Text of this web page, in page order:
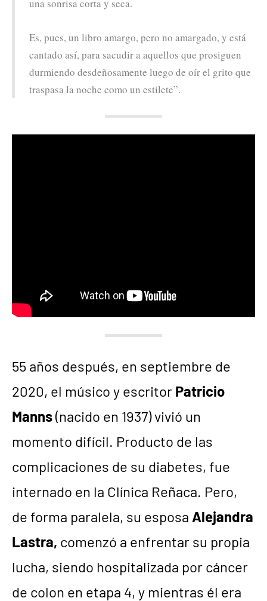
una sonrisa corta y seca.
Es, pues, un libro amargo, pero no amargado, y está
cantado así, para sacudir a aquellos que prosiguen
durmiendo desdeñosamente luego de oír el grito que
traspasa la noche como un estilete”.
55 años después, en septiembre de
2020, el músico y escritor Patricio
Manns(nacido en 1937) vivió un
momento difícil. Producto de las
complicaciones de su diabetes, fue
internado en la Clínica Reñaca. Pero,
de forma paralela, su esposa Alejandra
Lastra, comenzó a enfrentar su propia
lucha, siendo hospitalizada por cáncer
de colon en etapa 4, y mientras él era